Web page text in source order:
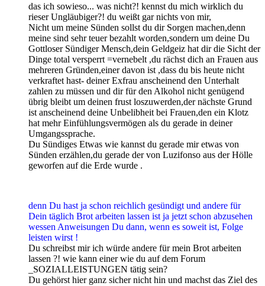
das ich sowieso... was nicht?! kennst du mich wirklich du
rieser Ungläubiger?! du weißt gar nichts von mir,
Nicht um meine Sünden sollst du dir Sorgen machen,denn
meine sind sehr teuer bezahlt worden,sondern um deine Du
Gottloser Sündiger Mensch,dein Geldgeiz hat dir die Sicht der
Dinge total versperrt =vernebelt ,du rächst dich an Frauen aus
mehreren Gründen,einer davon ist ,dass du bis heute nicht
verkraftet hast- deiner Exfrau anscheinend den Unterhalt
zahlen zu müssen und dir für den Alkohol nicht genügend
übrig bleibt um deinen frust loszuwerden,der nächste Grund
ist anscheinend deine Unbelibheit bei Frauen,den ein Klotz
hat mehr Einfühlungsvermögen als du gerade in deiner
Umgangssprache.
Du Sündiges Etwas wie kannst du gerade mir etwas von
Sünden erzählen,du gerade der von Luzifonso aus der Hölle
geworfen auf die Erde wurde .
denn Du hast ja schon reichlich gesündigt und andere für
Dein täglich Brot arbeiten lassen ist ja jetzt schon abzusehen
wessen Anweisungen Du dann, wenn es soweit ist, Folge
leisten wirst !
Du schreibst mir ich würde andere für mein Brot arbeiten
lassen ?! wie kann einer wie du auf dem Forum
_SOZIALLEISTUNGEN tätig sein?
Du gehörst hier ganz sicher nicht hin und machst das Ziel des